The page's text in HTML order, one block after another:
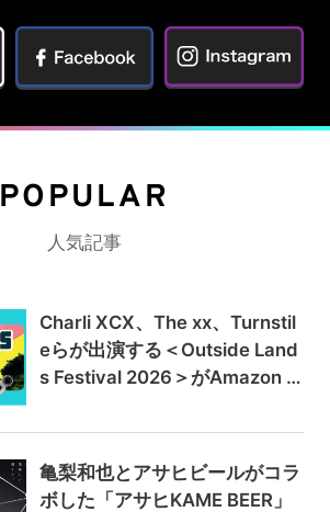
POPULAR
人気記事
Charli XCX、The xx、Turnstil
eらが出演する＜Outside Land
s Festival 2026＞がAmazon M
ブ配信
亀梨和也とアサヒビールがコラ
ボした「アサヒKAME BEER」